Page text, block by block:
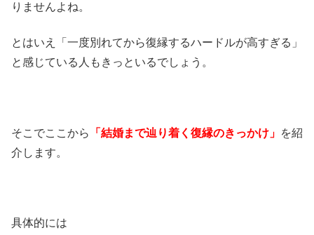
りませんよね。
とはいえ「一度別れてから復縁するハードルが高すぎる」
と感じている人もきっといるでしょう。
そこでここから 「結婚まで辿り着く復縁のきっかけ」 を紹
介します。
具体的には